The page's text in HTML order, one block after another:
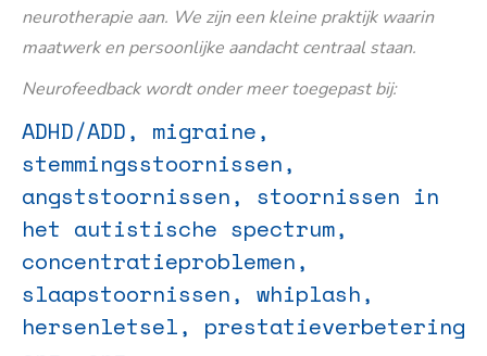
neurotherapie aan. We zijn een kleine praktijk waarin
maatwerk en persoonlijke aandacht centraal staan.
Neurofeedback wordt onder meer toegepast bij:
ADHD/ADD, migraine,
stemmingsstoornissen,
angststoornissen, stoornissen in
het autistische spectrum,
concentratieproblemen,
slaapstoornissen, whiplash,
hersenletsel, prestatieverbetering